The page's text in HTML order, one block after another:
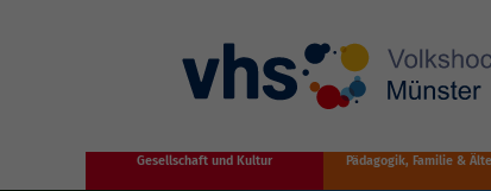
Gesellschaft und Kultur Pädagogik, Familie &